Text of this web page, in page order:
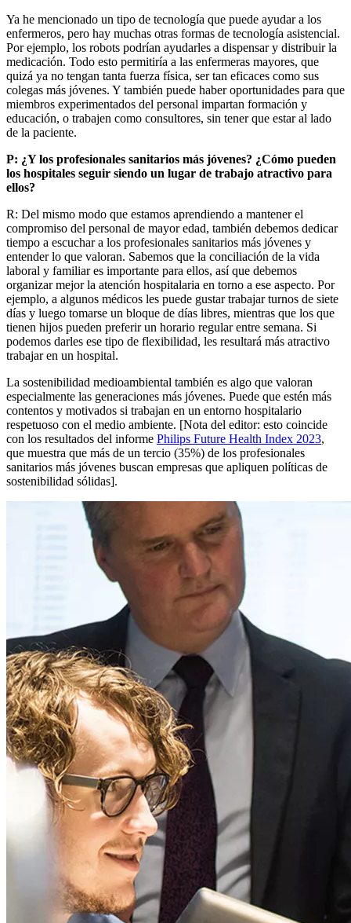
Ya he mencionado un tipo de tecnología que puede ayudar a los
enfermeros, pero hay muchas otras formas de tecnología asistencial.
Por ejemplo, los robots podrían ayudarles a dispensar y distribuir la
medicación. Todo esto permitiría a las enfermeras mayores, que
quizá ya no tengan tanta fuerza física, ser tan eficaces como sus
colegas más jóvenes. Y también puede haber oportunidades para que
miembros experimentados del personal impartan formación y
educación, o trabajen como consultores, sin tener que estar al lado
de la paciente.
P: ¿Y los profesionales sanitarios más jóvenes? ¿Cómo pueden
los hospitales seguir siendo un lugar de trabajo atractivo para
ellos?
R: Del mismo modo que estamos aprendiendo a mantener el
compromiso del personal de mayor edad, también debemos dedicar
tiempo a escuchar a los profesionales sanitarios más jóvenes y
entender lo que valoran. Sabemos que la conciliación de la vida
laboral y familiar es importante para ellos, así que debemos
organizar mejor la atención hospitalaria en torno a ese aspecto. Por
ejemplo, a algunos médicos les puede gustar trabajar turnos de siete
días y luego tomarse un bloque de días libres, mientras que los que
tienen hijos pueden preferir un horario regular entre semana. Si
podemos darles ese tipo de flexibilidad, les resultará más atractivo
trabajar en un hospital.
La sostenibilidad medioambiental también es algo que valoran
especialmente las generaciones más jóvenes. Puede que estén más
contentos y motivados si trabajan en un entorno hospitalario
respetuoso con el medio ambiente. [Nota del editor: esto coincide
con los resultados del informe Philips Future Health Index 2023,
que muestra que más de un tercio (35%) de los profesionales
sanitarios más jóvenes buscan empresas que apliquen políticas de
sostenibilidad sólidas].